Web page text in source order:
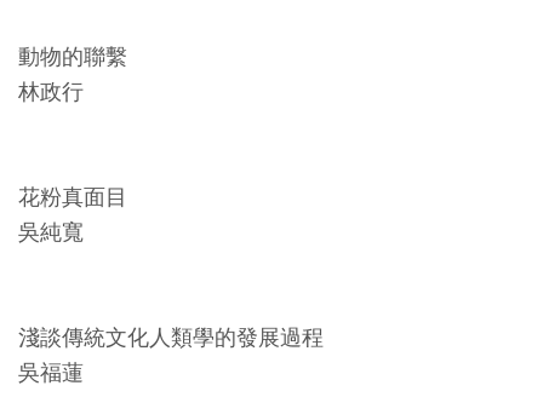
友
善
措
服
務
導
覽
動物的聯繫
林政行
花粉真面目
吳純寬
淺談傳統文化人類學的發展過程
吳福蓮